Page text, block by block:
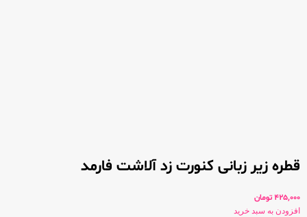
قطره زیر زبانی کنورت زد آلاشت فارمد
425,000 تومان
افزودن به سبد خرید